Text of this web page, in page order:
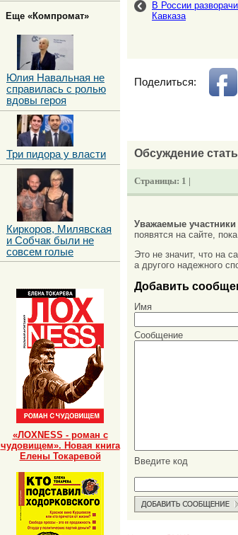
В России
Кавказа
Поделиться:
Обсуждение
Страницы: 1 |
Уважаемые
появятся на сайте,
Это не значит, что на
а другого надежного
Добавить
Имя
Сообщение
Введите код
Еще «Компромат»
Юлия Навальная не
справилась с ролью
вдовы героя
Три пидора у власти
Киркоров, Милявская
и Собчак были не
совсем голые
«ЛОХNESS - роман с
чудовищем». Новая книга
Елены Токаревой